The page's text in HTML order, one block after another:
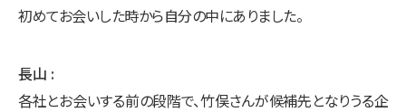
初めてお会いした時から自分の中にありました。
長山
各社とお会いする前の段階で、竹俣さんが候補先となりうる企